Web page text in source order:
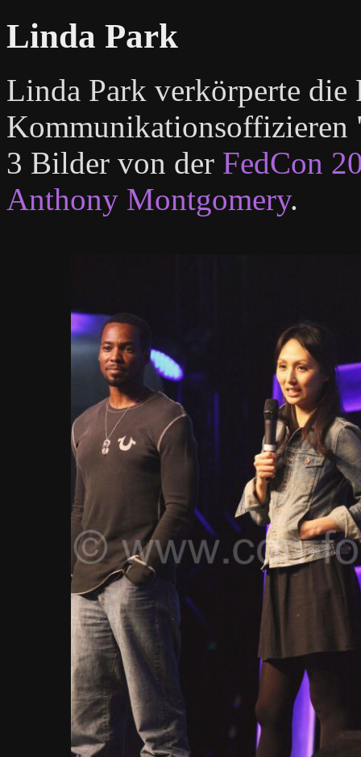
Linda Park
Linda Park verkörperte die
3 Bilder von der FedCon
Anthony Montgomery.